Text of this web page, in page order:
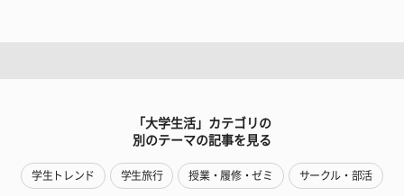
「大学生活」カテゴリの
別のテーマの記事を見る
学生トレンド 学生旅行 授業・履修・ゼミ サークル・部活